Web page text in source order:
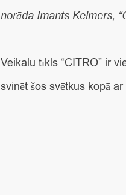
norāda Imants Kelmers,
Veikalu tīkls “CITRO” ir
svinēt šos svētkus kopā